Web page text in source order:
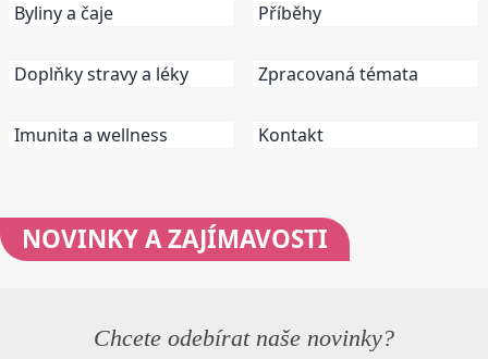
Byliny a čaje
Doplňky stravy a léky
Imunita a wellness
Příběhy
Zpracovaná témata
Kontakt
NOVINKYA ZAJÍMAVOSTI
Chcete odebírat naše novinky?